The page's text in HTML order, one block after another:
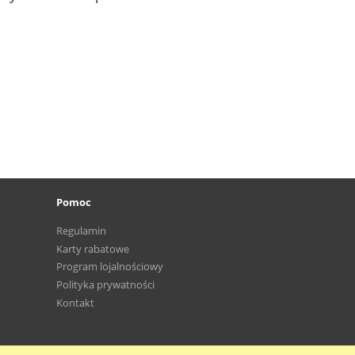
Pomoc
Regulamin
Karty rabatowe
Program lojalnościowy
Polityka prywatności
Kontakt